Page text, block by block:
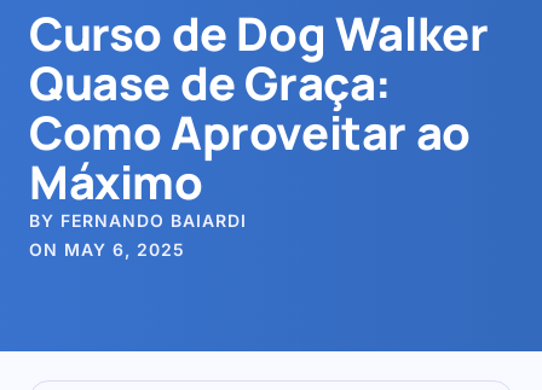
Curso de Dog Walker
Quase de Graça:
Como Aproveitar ao
Máximo
BY FERNANDO BAIARDI
ON MAY 6, 2025